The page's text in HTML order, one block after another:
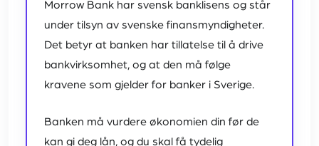
Morrow Bank har svensk banklisens og står
under tilsyn av svenske finansmyndigheter.
Det betyr at banken har tillatelse til å drive
bankvirksomhet, og at den må følge
kravene som gjelder for banker i Sverige.
Banken må vurdere økonomien din før de
kan gi deg lån, og du skal få tydelig